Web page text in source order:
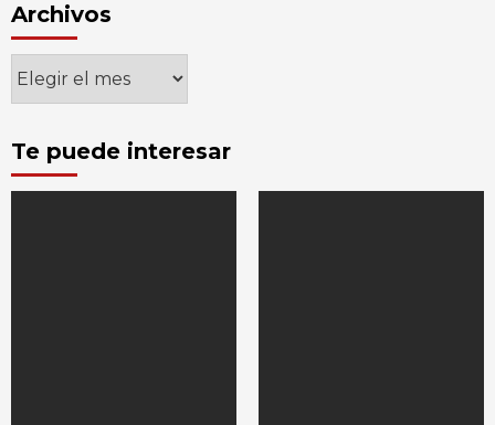
Archivos
Archivos
Te puede interesar